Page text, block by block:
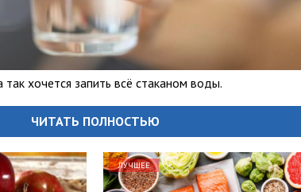
хочется запить всё стаканом воды.
ЧИТАТЬ ПОЛНОСТЬЮ
ЛУЧШЕЕ